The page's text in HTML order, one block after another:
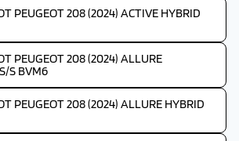
PEUGEOT 208 (2024) ACTIVE HYBRID
PEUGEOT 208 (2024) ALLURE
S BVM6
PEUGEOT 208 (2024) ALLURE HYBRID